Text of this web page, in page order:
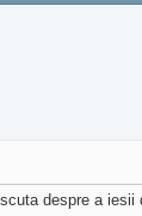
despre a